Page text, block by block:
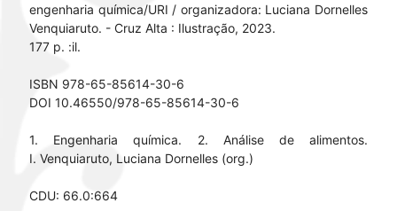
engenharia química/URI / organizadora: Luciana Dornelles
Venquiaruto. - Cruz Alta : Ilustração, 2023.
177 p. :il.
ISBN 978-65-85614-30-6
DOI 10.46550/978-65-85614-30-6
1. Engenharia química. 2. Análise de alimentos.
I. Venquiaruto, Luciana Dornelles (org.)
CDU: 66.0:664